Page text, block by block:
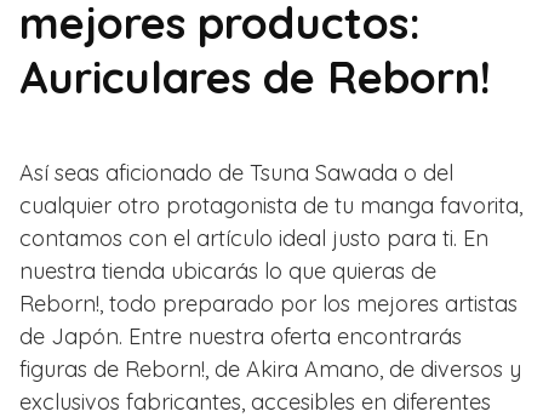
mejores productos:
Auriculares de Reborn!
Así seas aficionado de Tsuna Sawada o del
cualquier otro protagonista de tu manga favorita,
contamos con el artículo ideal justo para ti. En
nuestra tienda ubicarás lo que quieras de
Reborn!, todo preparado por los mejores artistas
de Japón. Entre nuestra oferta encontrarás
figuras de Reborn!, de Akira Amano, de diversos y
exclusivos fabricantes, accesibles en diferentes